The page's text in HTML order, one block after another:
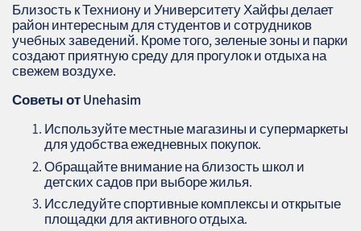
Близость к Техниону и Университету Хайфы делает
район интересным для студентов и сотрудников
учебных заведений. Кроме того, зеленые зоны и парки
создают приятную среду для прогулок и отдыха на
свежем воздухе.
Советы от Unehasim
Используйте местные магазины и супермаркеты
для удобства ежедневных покупок.
Обращайте внимание на близость школ и
детских садов при выборе жилья.
Исследуйте спортивные комплексы и открытые
площадки для активного отдыха.